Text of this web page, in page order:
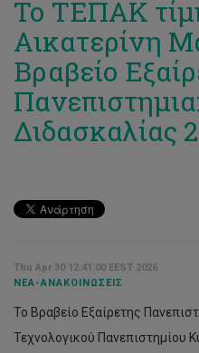
Το ΤΕΠΑΚ
Αικατερίνη
Βραβείο
Διδασκαλίας
Thu Apr 30 12:41:00 EEST 2026
ΝΈΑ-ΑΝΑΚΟΙΝΏΣΕΙΣ
To Βραβείο Εξαίρετης
Τεχνολογικού Πανεπιστημίου